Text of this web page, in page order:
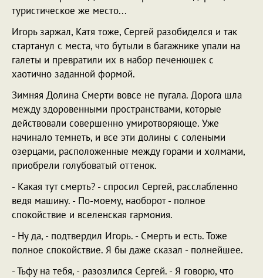
туристическое же место...
Игорь заржал, Катя тоже, Сергей разобиделся и так
стартанул с места, что бутыли в багажнике упали на
галеты и превратили их в набор печенюшек с
хаотично заданной формой.
Зимняя Долина Смерти вовсе не пугала. Дорога шла
между здоровенными пространствами, которые
действовали совершенно умиротворяюще. Уже
начинало темнеть, и все эти долины с солеными
озерцами, расположенные между горами и холмами,
приобрели голубоватый оттенок.
- Какая тут смерть? - спросил Сергей, расслабленно
ведя машину. - По-моему, наоборот - полное
спокойствие и вселенская гармония.
- Ну да, - подтвердил Игорь. - Смерть и есть. Тоже
полное спокойствие. Я бы даже сказал - полнейшее.
- Тьфу на тебя, - разозлился Сергей. - Я говорю, что